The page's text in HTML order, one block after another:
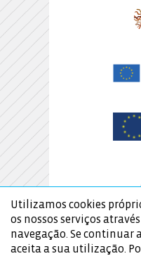
Utilizamos cookies
os nossos serviços
navegação. Se continuar
aceita a sua utilização.